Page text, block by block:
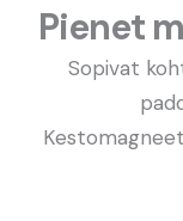
Pienet
Sopivat